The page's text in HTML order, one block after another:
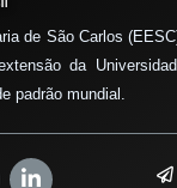
de São Carlos
da
padrão mundial.